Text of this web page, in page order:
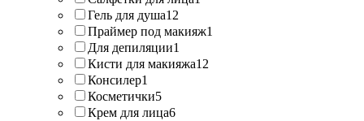
Гель для душа12
Праймер под макияж1
Для депиляции1
Кисти для макияжа12
Консилер1
Косметички5
Крем для лица6